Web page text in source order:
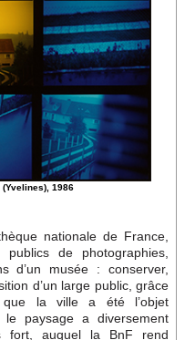
(Yvelines), 1986
nationale de France,
de photographies,
d’un musée : conserver,
d’un large public, grâce
que la ville a été l’objet
le paysage a diversement
fort, auquel la BnF rend